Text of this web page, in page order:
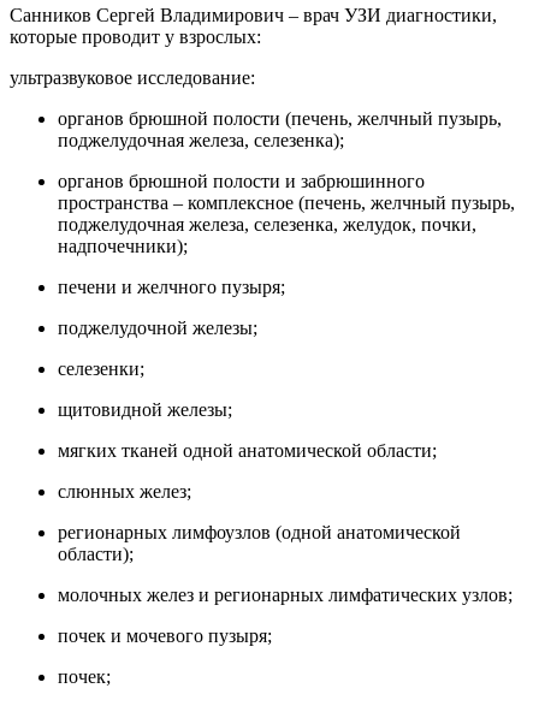
Санников Сергей Владимирович – врач УЗИ диагностики,
которые проводит у взрослых:
ультразвуковое исследование:
органов брюшной полости (печень, желчный пузырь,
поджелудочная железа, селезенка);
органов брюшной полости и забрюшинного
пространства – комплексное (печень, желчный пузырь,
поджелудочная железа, селезенка, желудок, почки,
надпочечники);
печени и желчного пузыря;
поджелудочной железы;
селезенки;
щитовидной железы;
мягких тканей одной анатомической области;
слюнных желез;
регионарных лимфоузлов (одной анатомической
области);
молочных желез и регионарных лимфатических узлов;
почек и мочевого пузыря;
почек;